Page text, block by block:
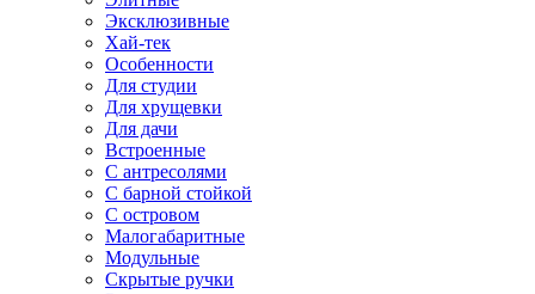
Эксклюзивные
Хай-тек
Особенности
Для студии
Для хрущевки
Для дачи
Встроенные
С антресолями
С барной стойкой
С островом
Малогабаритные
Модульные
Скрытые ручки